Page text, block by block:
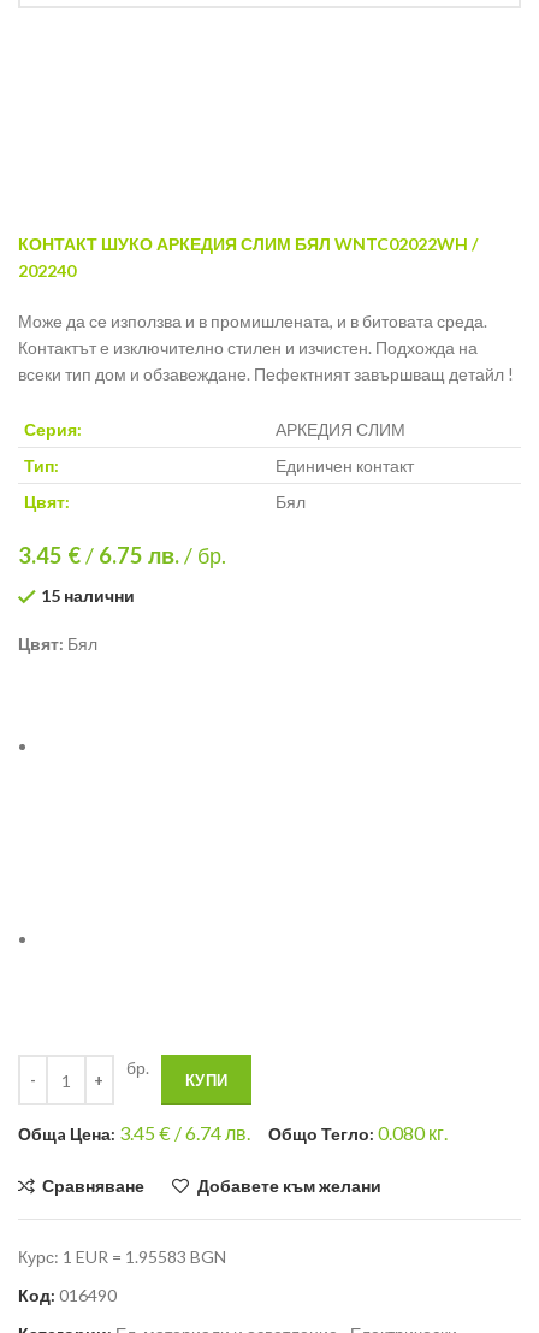
КОНТАКТ ШУКО АРКЕДИЯ СЛИМ БЯЛ WNTC02022WH /
202240
Може да се използва и в промишлената, и в битовата среда.
Контактът е изключително стилен и изчистен. Подхожда на
всеки тип дом и обзавеждане. Пефектният завършващ детайл !
Серия:
АРКЕДИЯ СЛИМ
Тип:
Единичен контакт
Цвят:
Бял
3.45 €/ 6.75 лв./ бр.
15 налични
Цвят: Бял
бр.
КУПИ
Общa Цена: 3.45€ /6.74 лв. Общо Тегло: 0.080кг.
Сравняване Добавете към желани
Курс: 1 EUR = 1.95583 BGN
Код: 016490